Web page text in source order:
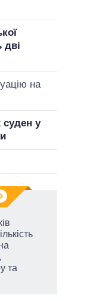
дві
на
у
та